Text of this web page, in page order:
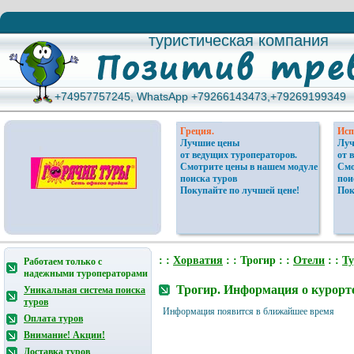
туристическая компания
туристическая компания
+74957757245, WhatsApp +79266143473,+79269199349
+74957757245, WhatsApp +79266143473,+79269199349
Греция.
Лучшие цены
от ведущих туроператоров.
Смотрите цены в нашем модуле
поиска туров
Покупайте по лучшей цене!
от
Работаем только с
надежными туроператорами
Уникальная система поиска
туров
Оплата туров
Внимание! Акции!
Доставка туров
: : Хорватия : : Трогир : : Отели : :
Трогир. Информация о
Информация появится в ближайшее время